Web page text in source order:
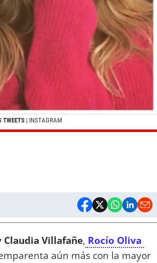
TWEETS | INSTAGRAM
Claudia Villafañe, Rocío Oliva
aún más con la mayor